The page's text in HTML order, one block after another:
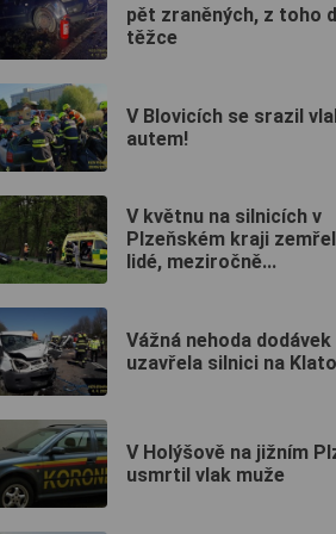
pět zraněných, z toho
těžce
V Blovicích se srazil
autem!
V květnu na silnicích v
Plzeňském kraji
lidé, meziročně...
Vážná nehoda dodávek
uzavřela silnici na
V Holýšově na jižním
usmrtil vlak muže